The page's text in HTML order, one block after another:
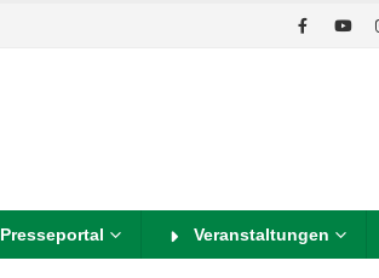
Presseportal Veranstaltungen